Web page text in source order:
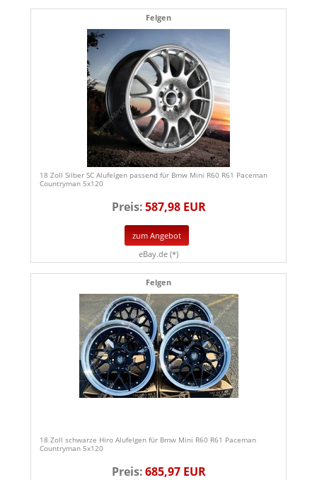
Felgen
18 Zoll Silber SC Alufelgen passend für Bmw Mini R60 R61 Paceman
Countryman 5x120
Preis:587,98 EUR
zum Angebot
eBay.de (*)
Felgen
18 Zoll schwarze Hiro Alufelgen für Bmw Mini R60 R61 Paceman
Countryman 5x120
Preis:685,97 EUR